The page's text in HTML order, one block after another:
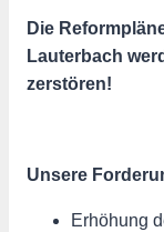
Die
Lauterbach
zerstören!
Unsere
Erhöhung